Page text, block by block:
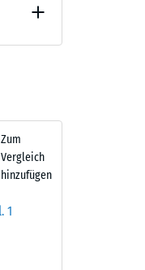
Zum
Vergleich
hinzufügen